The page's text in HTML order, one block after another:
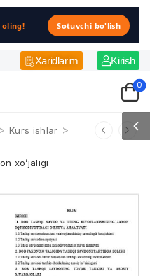
oling! Sotuvchi bo'lish
Xaridlarim Kirish
0
> Kurs ishlar >
xo’jaligi